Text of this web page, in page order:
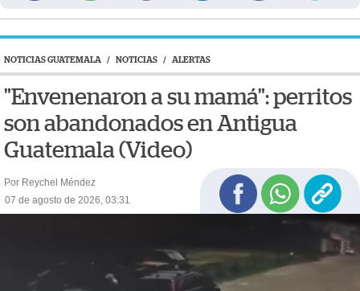
NOTICIAS GUATEMALA / NOTICIAS / ALERTAS
"Envenenaron a su mamá": perritos
son abandonados en Antigua
Guatemala (Video)
Por Reychel Méndez
07 de agosto de 2026, 03:31